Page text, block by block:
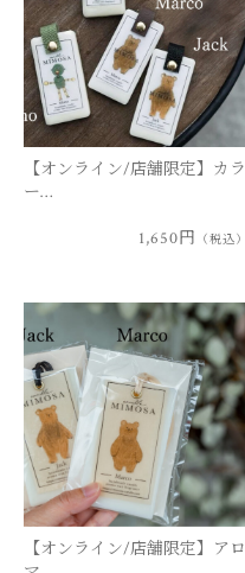
【オンライン/店舗限定】カラ
ー…
1,650円 （税込）
【オンライン/店舗限定】アロ